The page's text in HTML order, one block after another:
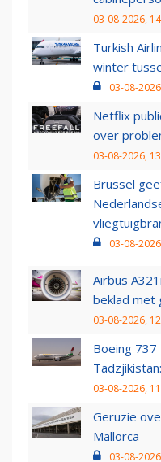
03-08-2026,
Turkish
winter
03-08-
Netflix
over
03-08-2026,
Brussel
03-08-
Airbus
beklad met
03-08-2026,
Boeing 737
03-08-2026,
Geruzie
Mallorca
03-08-